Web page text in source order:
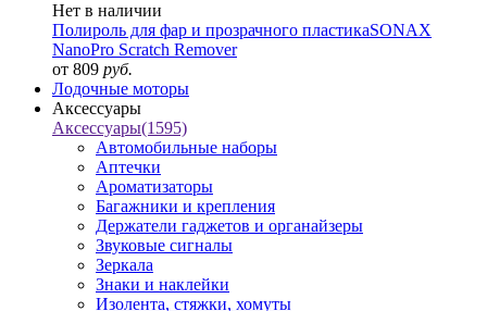
Нет в наличии
Полироль для фар и прозрачного пластикаSONAX
NanoPro Scratch Remover
от 809 руб.
Лодочные моторы
Аксессуары
Аксессуары(1595)
Автомобильные наборы
Аптечки
Ароматизаторы
Багажники и крепления
Держатели гаджетов и органайзеры
Звуковые сигналы
Зеркала
Знаки и наклейки
Изолента, стяжки, хомуты